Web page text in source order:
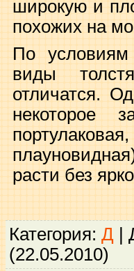
широкую и
похожих на
По
виды
отличатся.
некоторое
расти без
Категория: Д |
(22.05.2010)